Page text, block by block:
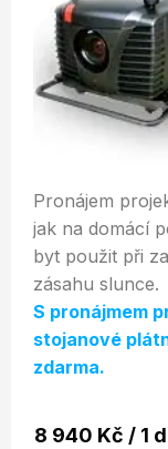
Pronájem
jak na domácí
byt použit při
zásahu slunce.
S pronájmem
stojanové
zdarma.
8 940 Kč / 1